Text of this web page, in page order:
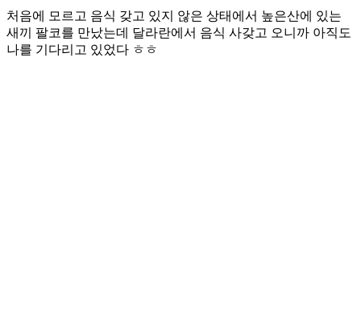
처음에 모르고 음식 갖고 있지 않은 상태에서 높은산에 있는
새끼 팔코를 만났는데 달라란에서 음식 사갖고 오니까 아직도
나를 기다리고 있었다 ㅎㅎ